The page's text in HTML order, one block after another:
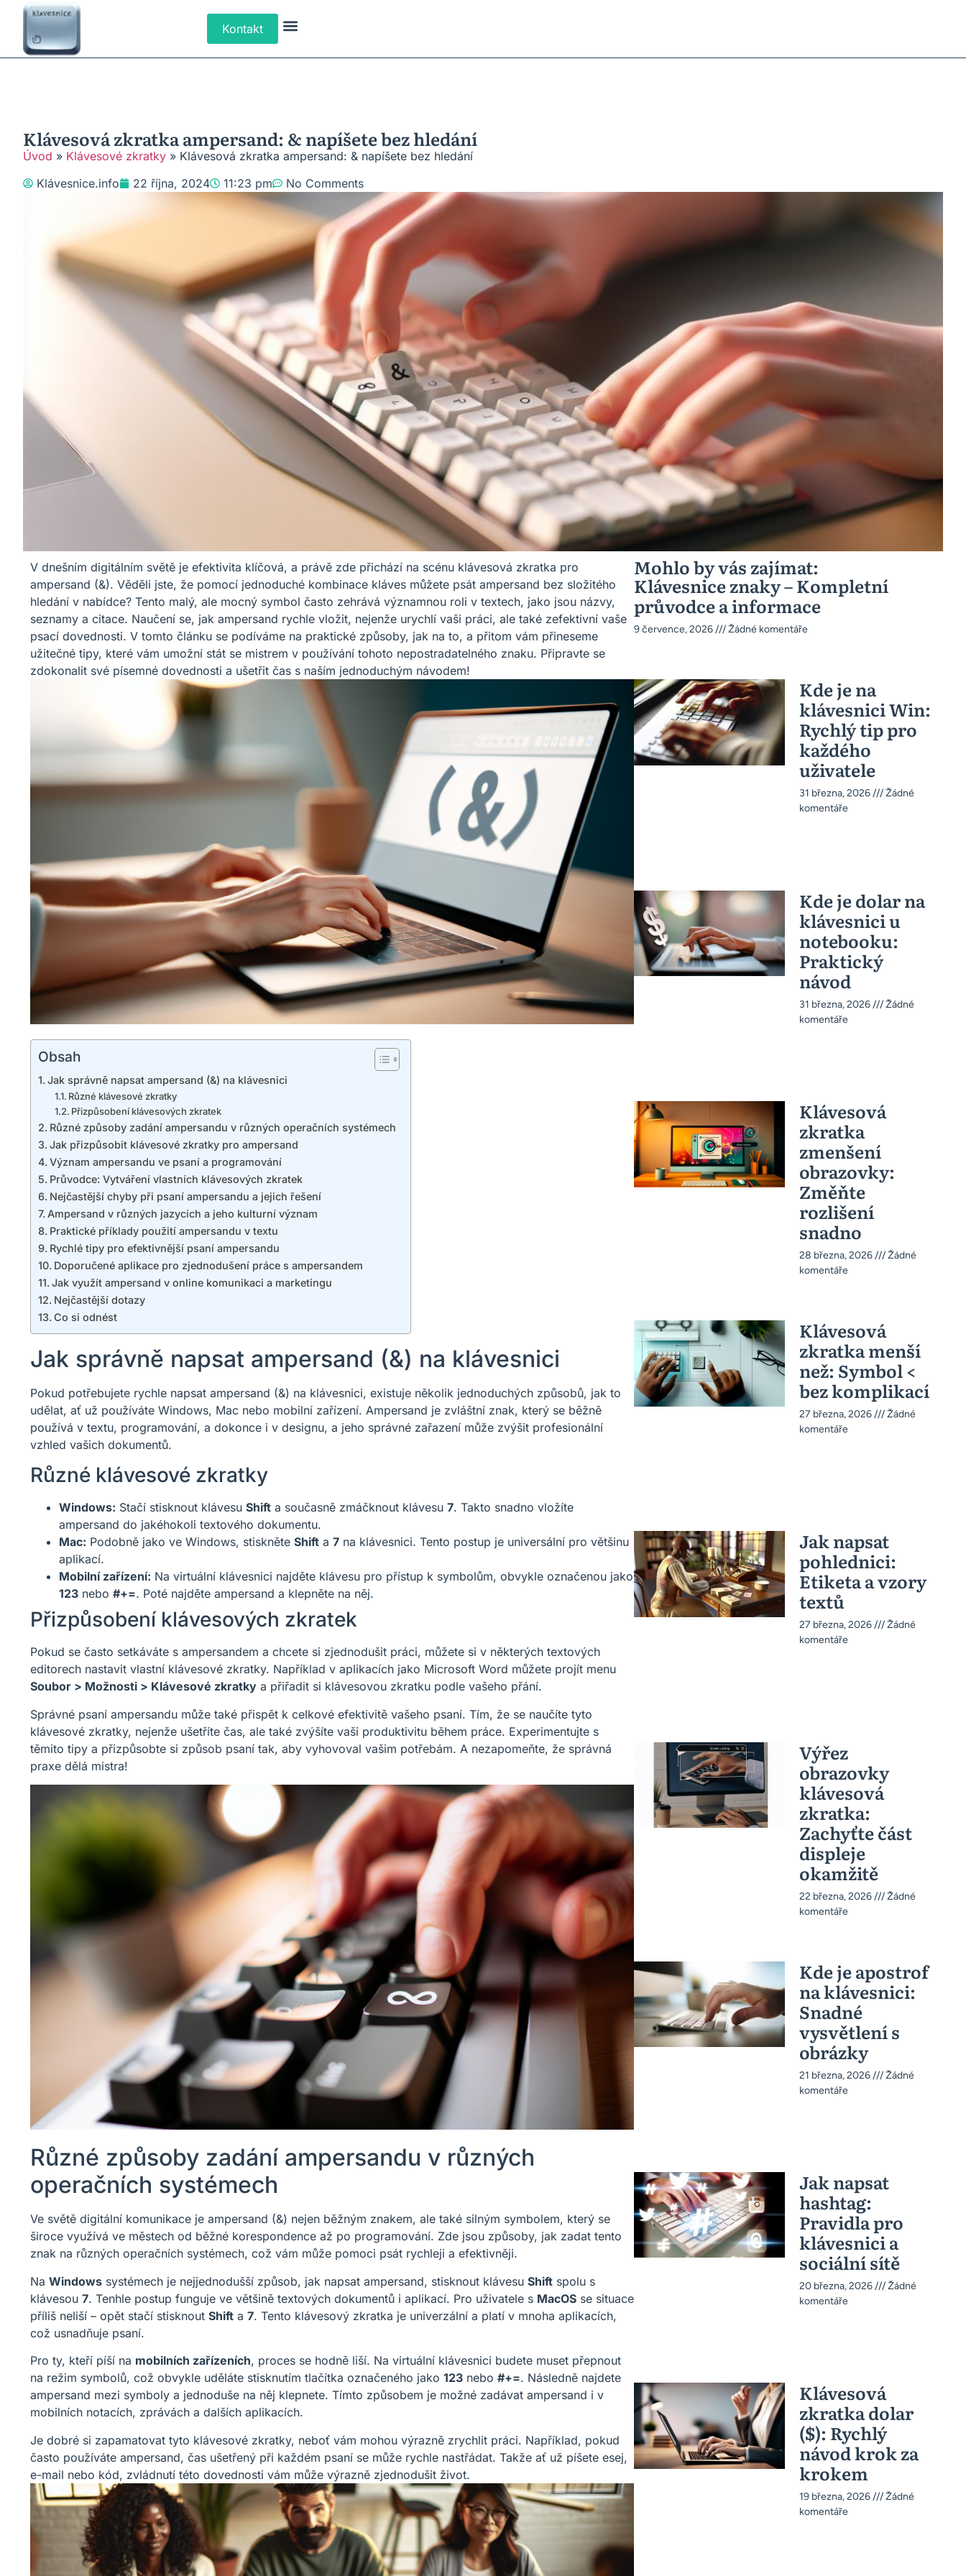
Kontakt
Klávesová zkratka ampersand: & napíšete bez hledání
Úvod » Klávesové zkratky » Klávesová zkratka ampersand: & napíšete bez hledání
Klávesnice.info
22 října, 2024 11:23 pm No Comments
V dnešním digitálním světě je efektivita klíčová, a právě zde přichází na scénu klávesová zkratka pro
ampersand (&). Věděli jste, že pomocí jednoduché kombinace kláves můžete psát ampersand bez složitého
hledání v nabídce? Tento malý, ale mocný symbol často zehrává významnou roli v textech, jako jsou názvy,
seznamy a citace. Naučení se, jak ampersand rychle vložit, nejenže urychlí vaši práci, ale také zefektivní vaše
psací dovednosti. V tomto článku se podíváme na praktické způsoby, jak na to, a přitom vám přineseme
užitečné tipy, které vám umožní stát se mistrem v používání tohoto nepostradatelného znaku. Připravte se
zdokonalit své písemné dovednosti a ušetřit čas s naším jednoduchým návodem!
Obsah
Jak správně napsat ampersand (&) na klávesnici
Různé klávesové zkratky
Přizpůsobení klávesových zkratek
Různé způsoby zadání ampersandu v různých operačních systémech
Jak přizpůsobit klávesové zkratky pro ampersand
Význam ampersandu ve psaní a programování
Průvodce: Vytváření vlastních klávesových zkratek
Nejčastější chyby při psaní ampersandu a jejich řešení
Ampersand v různých jazycích a jeho kulturní význam
Praktické příklady použití ampersandu v textu
Rychlé tipy pro efektivnější psaní ampersandu
Doporučené aplikace pro zjednodušení práce s ampersandem
Jak využít ampersand v online komunikaci a marketingu
Nejčastější dotazy
Co si odnést
Jak správně napsat ampersand (&) na klávesnici
Pokud potřebujete rychle napsat ampersand (&) na klávesnici, existuje několik jednoduchých způsobů, jak to
udělat, ať už používáte Windows, Mac nebo mobilní zařízení. Ampersand je zvláštní znak, který se běžně
používá v textu, programování, a dokonce i v designu, a jeho správné zařazení může zvýšit profesionální
vzhled vašich dokumentů.
Různé klávesové zkratky
Windows: Stačí stisknout klávesu Shift a současně zmáčknout klávesu 7. Takto snadno vložíte
ampersand do jakéhokoli textového dokumentu.
Mac: Podobně jako ve Windows, stiskněte Shift a 7 na klávesnici. Tento postup je universální pro většinu
aplikací.
Mobilní zařízení: Na virtuální klávesnici najděte klávesu pro přístup k symbolům, obvykle označenou jako
123 nebo #+=. Poté najděte ampersand a klepněte na něj.
Přizpůsobení klávesových zkratek
Pokud se často setkáváte s ampersandem a chcete si zjednodušit práci, můžete si v některých textových
editorech nastavit vlastní klávesové zkratky. Například v aplikacích jako Microsoft Word můžete projít menu
Soubor > Možnosti > Klávesové zkratky a přiřadit si klávesovou zkratku podle vašeho přání.
Správné psaní ampersandu může také přispět k celkové efektivitě vašeho psaní. Tím, že se naučíte tyto
klávesové zkratky, nejenže ušetříte čas, ale také zvýšíte vaši produktivitu během práce. Experimentujte s
těmito tipy a přizpůsobte si způsob psaní tak, aby vyhovoval vašim potřebám. A nezapomeňte, že správná
praxe dělá mistra!
Různé způsoby zadání ampersandu v různých
operačních systémech
Ve světě digitální komunikace je ampersand (&) nejen běžným znakem, ale také silným symbolem, který se
široce využívá ve městech od běžné korespondence až po programování. Zde jsou způsoby, jak zadat tento
znak na různých operačních systémech, což vám může pomoci psát rychleji a efektivněji.
Na Windows systémech je nejjednodušší způsob, jak napsat ampersand, stisknout klávesu Shift spolu s
klávesou 7. Tenhle postup funguje ve většině textových dokumentů i aplikací. Pro uživatele s MacOS se situace
příliš neliší – opět stačí stisknout Shift a 7. Tento klávesový zkratka je univerzální a platí v mnoha aplikacích,
což usnadňuje psaní.
Pro ty, kteří píší na mobilních zařízeních, proces se hodně liší. Na virtuální klávesnici budete muset přepnout
na režim symbolů, což obvykle uděláte stisknutím tlačítka označeného jako 123 nebo #+=. Následně najdete
ampersand mezi symboly a jednoduše na něj klepnete. Tímto způsobem je možné zadávat ampersand i v
mobilních notacích, zprávách a dalších aplikacích.
Je dobré si zapamatovat tyto klávesové zkratky, neboť vám mohou výrazně zrychlit práci. Například, pokud
často používáte ampersand, čas ušetřený při každém psaní se může rychle nastřádat. Takže ať už píšete esej,
e-mail nebo kód, zvládnutí této dovednosti vám může výrazně zjednodušit život.
Mohlo by vás zajímat:
Klávesnice znaky – Kompletní
průvodce a informace
9 července, 2026 Žádné komentáře
Kde je na
klávesnici Win:
Rychlý tip pro
každého
uživatele
31 března, 2026
Žádné
komentáře
Kde je dolar na
klávesnici u
notebooku:
Praktický
návod
31 března, 2026
Žádné
komentáře
Klávesová
zkratka
zmenšení
obrazovky:
Změňte
rozlišení
snadno
28 března, 2026
Žádné
komentáře
Klávesová
zkratka menší
než: Symbol <
bez komplikací
27 března, 2026
Žádné
komentáře
Jak napsat
pohlednici:
Etiketa a vzory
textů
27 března, 2026
Žádné
komentáře
Výřez
obrazovky
klávesová
zkratka:
Zachyťte část
displeje
okamžitě
22 března, 2026
Žádné
komentáře
Kde je apostrof
na klávesnici:
Snadné
vysvětlení s
obrázky
21 března, 2026
Žádné
komentáře
Jak napsat
hashtag:
Pravidla pro
klávesnici a
sociální sítě
20 března, 2026
Žádné
komentáře
Klávesová
zkratka dolar
($): Rychlý
návod krok za
krokem
19 března, 2026
Žádné
komentáře